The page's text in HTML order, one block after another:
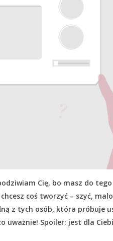
Cię, bo masz do tego
coś tworzyć – szyć,
z tych osób, która próbuje
Spoiler: jest dla